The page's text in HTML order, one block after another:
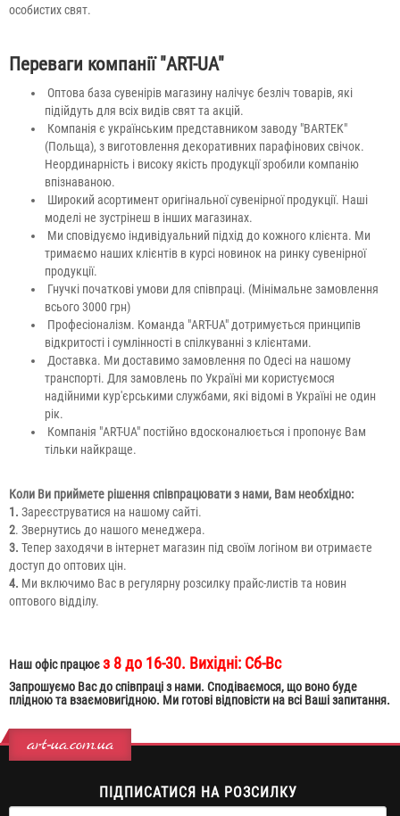
особистих свят.
Переваги компанії "ART-UA"
Оптова база сувенірів магазину налічує безліч товарів, які
підійдуть для всіх видів свят та акцій.
Компанія є українським представником заводу "BARTEK"
(Польща), з виготовлення декоративних парафінових свічок.
Неординарність і високу якість продукції зробили компанію
впізнаваною.
Широкий асортимент оригінальної сувенірної продукції. Наші
моделі не зустрінеш в інших магазинах.
Ми сповідуємо індивідуальний підхід до кожного клієнта. Ми
тримаємо наших клієнтів в курсі новинок на ринку сувенірної
продукції.
Гнучкі початкові умови для співпраці. (Мінімальне замовлення
всього 3000 грн)
Професіоналізм. Команда "ART-UA" дотримується принципів
відкритості і сумлінності в спілкуванні з клієнтами.
Доставка. Ми доставимо замовлення по Одесі на нашому
транспорті. Для замовлень по Україні ми користуємося
надійними кур'єрськими службами, які відомі в Україні не один
рік.
Компанія "ART-UA" постійно вдосконалюється і пропонує Вам
тільки найкраще.
Коли Ви приймете рішення співпрацювати з нами, Вам необхідно:
1. Зареєструватися на нашому сайті.
2. Звернутись до нашого менеджера.
3. Тепер заходячи в інтернет магазин під своїм логіном ви отримаєте
доступ до оптових цін.
4. Ми включимо Вас в регулярну розсилку прайс-листів та новин
оптового відділу.
Наш офіс працюєз 8 до 16-30. Вихідні: Сб-Вс
Запрошуємо Вас до співпраці з нами. Сподіваємося, що воно буде
плідною та взаємовигідною. Ми готові відповісти на всі Ваші запитання.
art-ua.com.ua
ПІДПИСАТИСЯ НА РОЗСИЛКУ